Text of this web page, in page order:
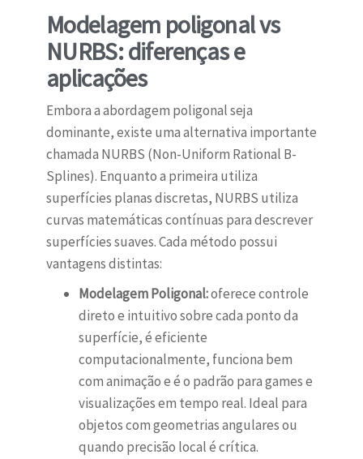
Modelagem poligonal vs
NURBS: diferenças e
aplicações
Embora a abordagem poligonal seja
dominante, existe uma alternativa importante
chamada NURBS (Non-Uniform Rational B-
Splines). Enquanto a primeira utiliza
superfícies planas discretas, NURBS utiliza
curvas matemáticas contínuas para descrever
superfícies suaves. Cada método possui
vantagens distintas:
Modelagem Poligonal:oferece controle
direto e intuitivo sobre cada ponto da
superfície, é eficiente
computacionalmente, funciona bem
com animação e é o padrão para games e
visualizações em tempo real. Ideal para
objetos com geometrias angulares ou
quando precisão local é crítica.